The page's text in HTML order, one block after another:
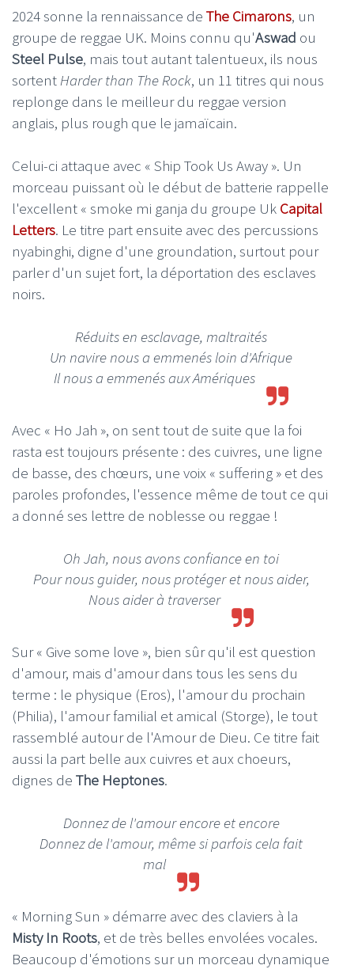
2024 sonne la rennaissance de The Cimarons, un
groupe de reggae UK. Moins connu qu'Aswad ou
Steel Pulse, mais tout autant talentueux, ils nous
sortentHarder than The Rock, un 11 titres qui nous
replonge dans le meilleur du reggae version
anglais, plus rough que le jamaïcain.
Celui-ci attaque avec « Ship Took Us Away ». Un
morceau puissant où le début de batterie rappelle
l'excellent « smoke mi ganja du groupe Uk Capital
Letters. Le titre part ensuite avec des percussions
nyabinghi, digne d'une groundation, surtout pour
parler d'un sujet fort, la déportation des esclaves
noirs.
Réduits en esclavage, maltraités
Un navire nous a emmenés loin d'Afrique
Il nous a emmenés aux Amériques
Avec « Ho Jah », on sent tout de suite que la foi
rasta est toujours présente : des cuivres, une ligne
de basse, des chœurs, une voix « suffering » et des
paroles profondes, l'essence même de tout ce qui
a donné ses lettre de noblesse ou reggae !
Oh Jah, nous avons confiance en toi
Pour nous guider, nous protéger et nous aider,
Nous aider à traverser
Sur « Give some love », bien sûr qu'il est question
d'amour, mais d'amour dans tous les sens du
terme : le physique (Eros), l'amour du prochain
(Philia), l'amour familial et amical (Storge), le tout
rassemblé autour de l'Amour de Dieu. Ce titre fait
aussi la part belle aux cuivres et aux choeurs,
dignes de The Heptones.
Donnez de l'amour encore et encore
Donnez de l'amour, même si parfois cela fait
mal
« Morning Sun » démarre avec des claviers à la
Misty In Roots, et de très belles envolées vocales.
Beaucoup d'émotions sur un morceau dynamique